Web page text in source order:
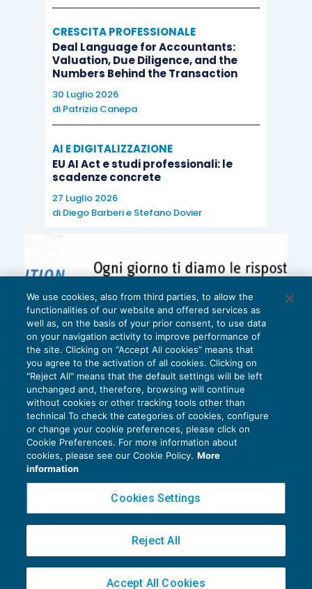
CRESCITA PROFESSIONALE
Deal Language for Accountants:
Valuation, Due Diligence, and the
Numbers Behind the Transaction
30 Luglio 2026
di Patrizia Canepa
AI E DIGITALIZZAZIONE
EU AI Act e studi professionali: le
scadenze concrete
27 Luglio 2026
di Diego Barberie Stefano Dovier
Privacy Policy
Cookie Policy
Copyright 2016 ©Gruppo Euroconference S.p.A.v2.32.2
Piazza Luigi Einaudi, 10N01 - 20124 Milano - info@ecnews.it
02776120236
We use cookies, also from third parties, to allow the
functionalities of our website and offered services as
well as, on the basis of your prior consent, to use data
on your navigation activity to improve performance of
the site. Clicking on “Accept All cookies” means that
you agree to the activation of all cookies. Clicking on
"Reject All" means that the default settings will be left
unchanged and, therefore, browsing will continue
without cookies or other tracking tools other than
technical To check the categories of cookies, configure
or change your cookie preferences, please click on
Cookie Preferences. For more information about
cookies, please see our Cookie Policy. More
information
Cookies Settings
Reject All
Accept All Cookies